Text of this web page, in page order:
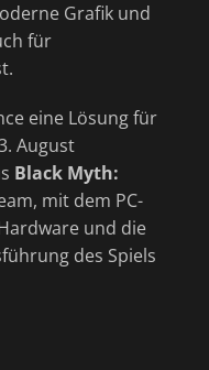
Grafik und
für
eine Lösung für
August
Black Myth:
mit dem PC-
und die
des Spiels